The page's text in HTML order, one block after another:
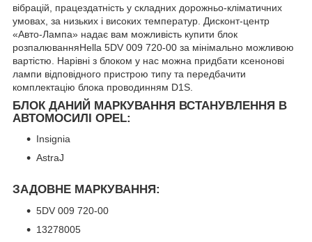
вібрацій, працездатність у складних дорожньо-кліматичних
умовах, за низьких і високих температур. Дисконт-центр
«Авто-Лампа» надає вам можливість купити блок
розпалюванняHella 5DV 009 720-00 за мінімально можливою
вартістю. Нарівні з блоком у нас можна придбати ксенонові
лампи відповідного пристрою типу та передбачити
комплектацію блока проводинням D1S.
БЛОК ДАНИЙ МАРКУВАННЯ ВСТАНУВЛЕННЯ В
АВТОМОСИЛІ OPEL:
Insignia
AstraJ
ЗАДОВНЕ МАРКУВАННЯ:
5DV 009 720-00
13278005